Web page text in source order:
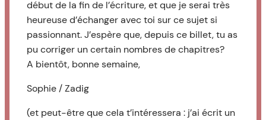
début de la fin de l’écriture, et que je serai très
heureuse d’échanger avec toi sur ce sujet si
passionnant. J’espère que, depuis ce billet, tu as
pu corriger un certain nombres de chapitres?
A bientôt, bonne semaine,
Sophie / Zadig
(et peut-être que cela t’intéressera : j’ai écrit un